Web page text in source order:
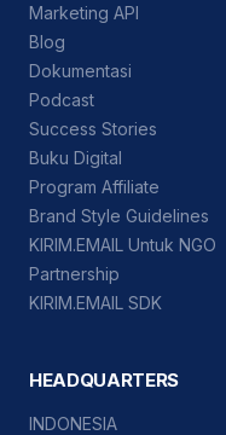
Marketing API
Blog
Dokumentasi
Podcast
Success Stories
Buku Digital
Program Affiliate
Brand Style Guidelines
KIRIM.EMAIL Untuk NGO
Partnership
KIRIM.EMAIL SDK
HEADQUARTERS
INDONESIA